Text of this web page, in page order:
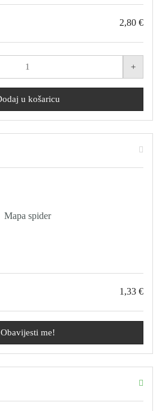
2,80 €
Mapa spider
1,33 €
Obavijesti me!